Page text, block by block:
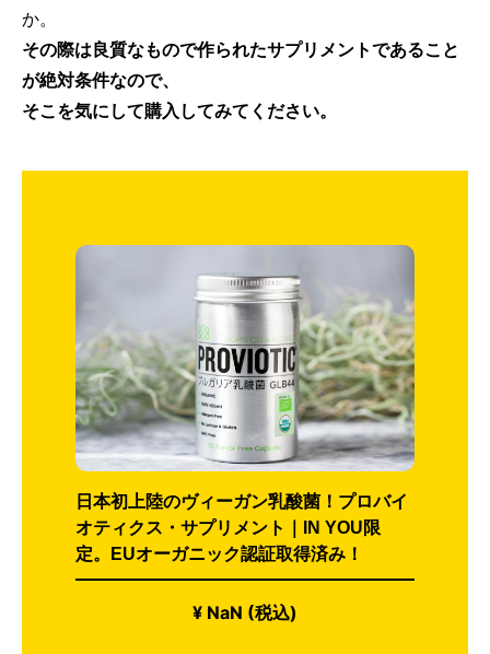
か。
その際は良質なもので作られたサプリメントであること
が絶対条件なので、
そこを気にして購入してみてください。
日本初上陸のヴィーガン乳酸菌！プロバイ
オティクス・サプリメント｜IN YOU限
定。EUオーガニック認証取得済み！
¥ NaN (税込)